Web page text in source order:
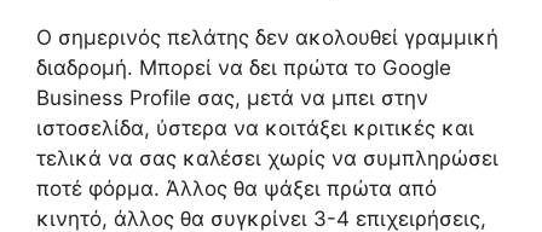
Ο σημερινός πελάτης δεν ακολουθεί γραμμική
διαδρομή. Μπορεί να δει πρώτα το Google
Business Profile σας, μετά να μπει στην
ιστοσελίδα, ύστερα να κοιτάξει κριτικές και
τελικά να σας καλέσει χωρίς να συμπληρώσει
ποτέ φόρμα. Άλλος θα ψάξει πρώτα από
κινητό, άλλος θα συγκρίνει 3-4 επιχειρήσεις,